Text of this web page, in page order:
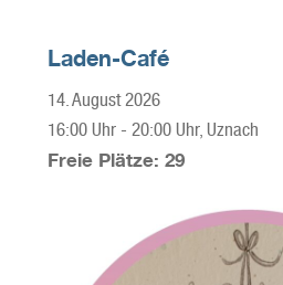
Laden-Café
14. August 2026
16:00 Uhr- 20:00 Uhr, Uznach
Freie Plätze: 29